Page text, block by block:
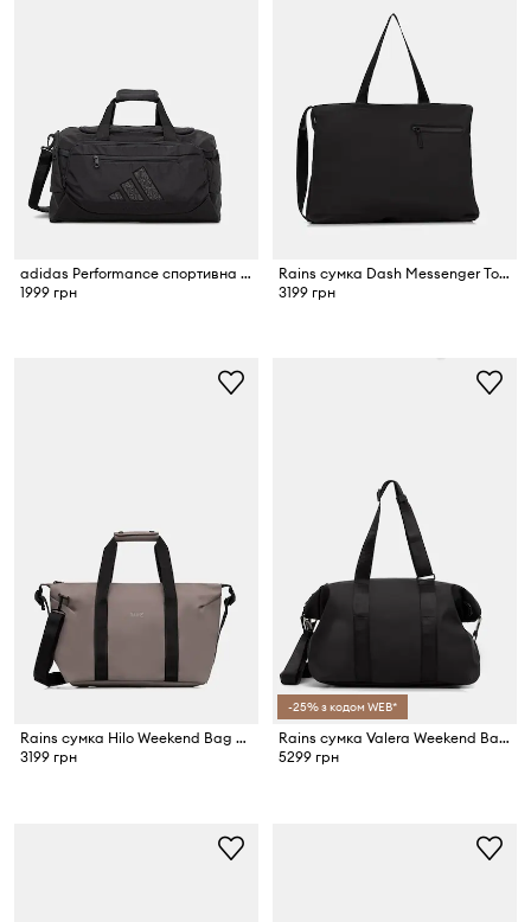
adidas Performance спортивна сумка
1999 грн
Rains сумка Dash Messenger Tote Bag W3
3199 грн
Rains сумка Hilo Weekend Bag Small W3
3199 грн
-25% з кодом WEB*
Rains сумка Valera Weekend Bag Small W3
5299 грн